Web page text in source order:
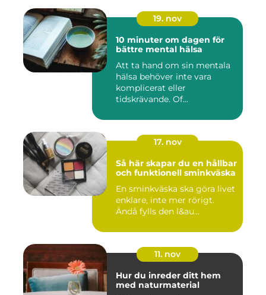
19. nov
10 minuter om dagen för
bättre mental hälsa
Att ta hand om sin mentala
hälsa behöver inte vara
komplicerat eller
tidskrävande. Of...
17. nov
Så här skapar du en hållbar
och funktionell sminkväska
En sminkväska ska göra livet
enklare, inte mer rörigt.
Ändå fylls den l&au...
11. nov
Hur du inreder ditt hem
med naturmaterial